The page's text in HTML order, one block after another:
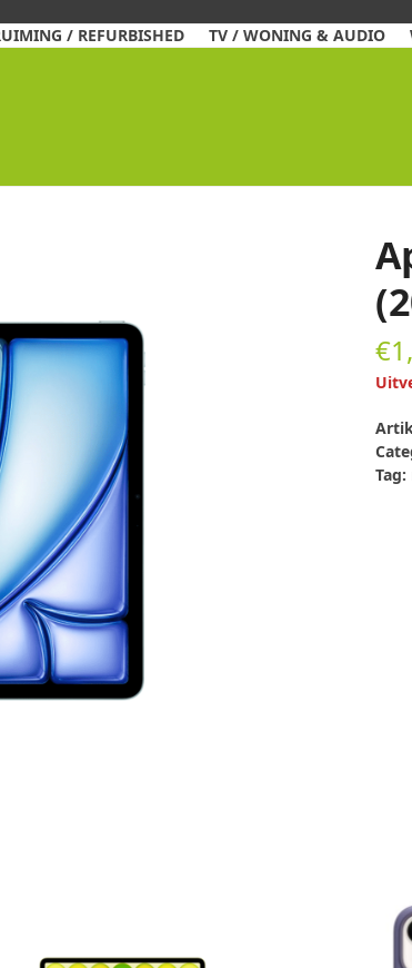
/ REFURBISHED TV / WONING & AUDIO
€
Tag: